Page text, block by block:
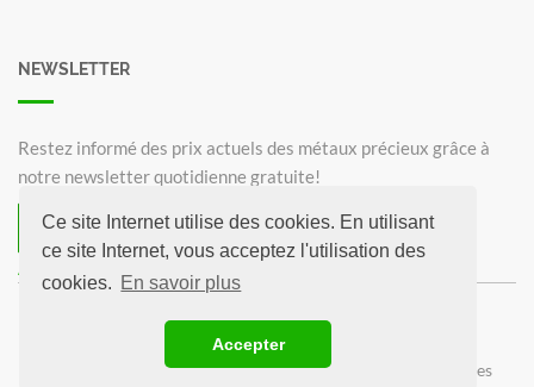
Ce site Internet utilise des cookies. En utilisant
ce site Internet, vous acceptez l'utilisation des
cookies. En savoir plus
Accepter
NEWSLETTER
Restez informé des prix actuels des métaux précieux grâce à
notre newsletter quotidienne gratuite!
S'inscrire à la Newsletter
Annuler la Newsletter
©2026 Prix-Or.fr
Krugerrand 1oz
100 grammes lingot d'or
Déclaration de confidentialité
Contact / Mentions légales